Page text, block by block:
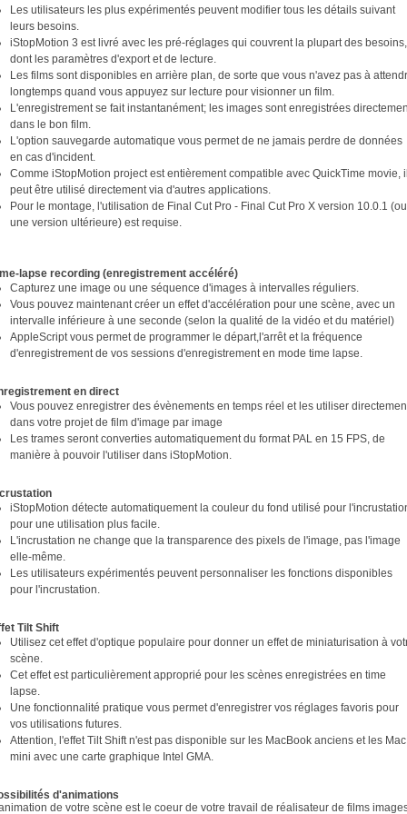
Les utilisateurs les plus expérimentés peuvent modifier tous les détails suivant
leurs besoins.
iStopMotion 3 est livré avec les pré-réglages qui couvrent la plupart des besoins,
dont les paramètres d'export et de lecture.
Les films sont disponibles en arrière plan, de sorte que vous n'avez pas à
longtemps quand vous appuyez sur lecture pour visionner un film.
L'enregistrement se fait instantanément; les images sont enregistrées
dans le bon film.
L'option sauvegarde automatique vous permet de ne jamais perdre de données
en cas d'incident.
Comme iStopMotion project est entièrement compatible avec QuickTime movie, il
peut être utilisé directement via d'autres applications.
Pour le montage, l'utilisation de Final Cut Pro - Final Cut Pro X version 10.0.1 (ou
une version ultérieure) est requise.
lapse recording (enregistrement accéléré)
Capturez une image ou une séquence d'images à intervalles réguliers.
Vous pouvez maintenant créer un effet d'accélération pour une scène, avec un
intervalle inférieure à une seconde (selon la qualité de la vidéo et du matériel)
AppleScript vous permet de programmer le départ,l'arrêt et la fréquence
d'enregistrement de vos sessions d'enregistrement en mode time lapse.
en direct
Vous pouvez enregistrer des évènements en temps réel et les utiliser
dans votre projet de film d'image par image
Les trames seront converties automatiquement du format PAL en 15 FPS, de
manière à pouvoir l'utiliser dans iStopMotion.
iStopMotion détecte automatiquement la couleur du fond utilisé pour
pour une utilisation plus facile.
L'incrustation ne change que la transparence des pixels de l'image, pas l'image
elle-même.
Les utilisateurs expérimentés peuvent personnaliser les fonctions disponibles
pour l'incrustation.
Tilt Shift
Utilisez cet effet d'optique populaire pour donner un effet de miniaturisation à
scène.
Cet effet est particulièrement approprié pour les scènes enregistrées en time
lapse.
Une fonctionnalité pratique vous permet d'enregistrer vos réglages favoris pour
vos utilisations futures.
Attention, l'effet Tilt Shift n'est pas disponible sur les MacBook anciens et les Mac
mini avec une carte graphique Intel GMA.
d'animations
de votre scène est le coeur de votre travail de réalisateur de films